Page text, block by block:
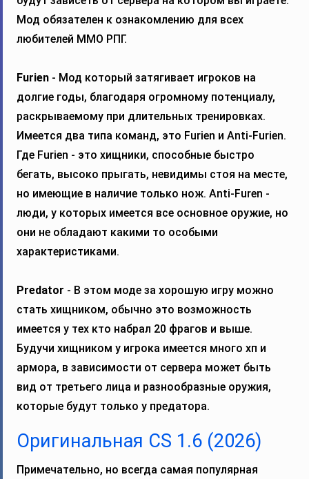
Мод обязателен к ознакомлению для всех
любителей ММО РПГ.
Furien - Мод который затягивает игроков на
долгие годы, благодаря огромному потенциалу,
раскрываемому при длительных тренировках.
Имеется два типа команд, это Furien и Anti-Furien.
Где Furien - это хищники, способные быстро
бегать, высоко прыгать, невидимы стоя на месте,
но имеющие в наличие только нож. Anti-Furen -
люди, у которых имеется все основное оружие, но
они не обладают какими то особыми
характеристиками.
Predator - В этом моде за хорошую игру можно
стать хищником, обычно это возможность
имеется у тех кто набрал 20 фрагов и выше.
Будучи хищником у игрока имеется много хп и
армора, в зависимости от сервера может быть
вид от третьего лица и разнообразные оружия,
которые будут только у предатора.
Оригинальная CS 1.6 (2026)
Примечательно, но всегда самая популярная